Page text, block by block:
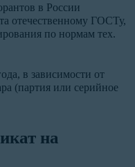
в России
отечественному ГОСТу,
по нормам тех.
в зависимости от
(партия или серийное
на